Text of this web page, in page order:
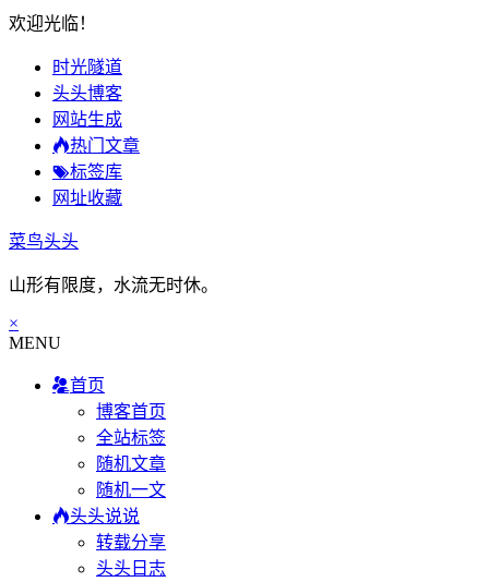
欢迎光临！
时光隧道
头头博客
网站生成
热门文章
标签库
网址收藏
菜鸟头头
山形有限度，水流无时休。
×
MENU
首页
博客首页
全站标签
随机文章
随机一文
头头说说
转载分享
头头日志